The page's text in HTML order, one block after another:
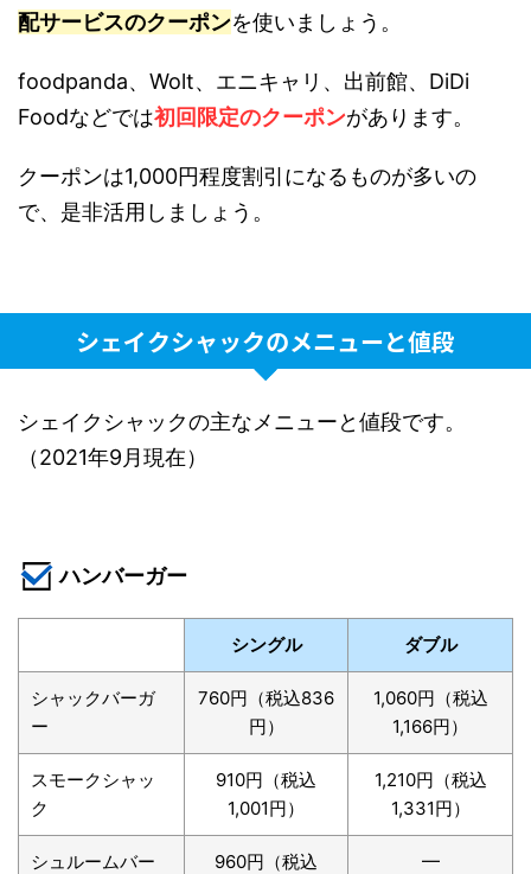
配サービスのクーポンを使いましょう。
foodpanda、Wolt、エニキャリ、出前館、DiDi
Foodなどでは初回限定のクーポンがあります。
クーポンは1,000円程度割引になるものが多いの
で、是非活用しましょう。
シェイクシャックのメニューと値段
シェイクシャックの主なメニューと値段です。
（2021年9月現在）
ハンバーガー
シングル ダブル
シャックバーガ
ー
760円（税込836
円）
1,060円（税込
1,166円）
スモークシャッ
ク
910円（税込
1,001円）
1,210円（税込
1,331円）
シュルームバー
960円（税込
━